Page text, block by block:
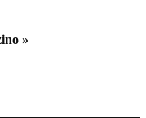
»